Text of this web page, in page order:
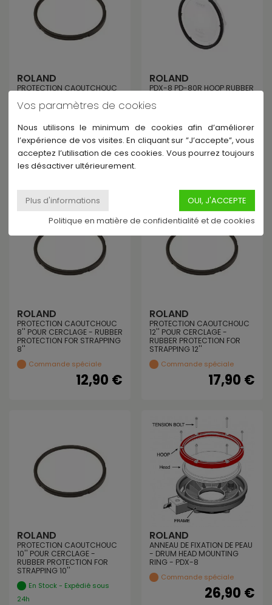
ROLAND
PROTECTION CAOUTCHOUC
RUBBER PROTECTION FOR
STRAPPING 14''
En Stock - Expédié sous
24h
25,00 €
ROLAND
PDX-8 PD-80R HOOP RUBBER
CAOUTCHOUC 8'' - 8''
En Stock - Expédié sous
24h
18,24 €
ROLAND
PROTECTION CAOUTCHOUC
8'' POUR CERCLAGE - RUBBER
PROTECTION FOR STRAPPING
8''
Commande spéciale
12,90 €
ROLAND
PROTECTION CAOUTCHOUC
12'' POUR CERCLAGE -
RUBBER PROTECTION FOR
STRAPPING 12''
Commande spéciale
17,90 €
ROLAND
PROTECTION CAOUTCHOUC
10'' POUR CERCLAGE -
RUBBER PROTECTION FOR
STRAPPING 10''
En Stock - Expédié sous
24h
ROLAND
ANNEAU DE FIXATION DE PEAU
- DRUM HEAD MOUNTING
RING - PDX-8
Commande spéciale
26,90 €
Vos paramètres de cookies
Nous utilisons le minimum de cookies afin d’améliorer
l’expérience de vos visites. En cliquant sur ”J’accepte”, vous
acceptez l’utilisation de ces cookies. Vous pourrez toujours
les désactiver ultérieurement.
Politique en matière de confidentialité et de cookies